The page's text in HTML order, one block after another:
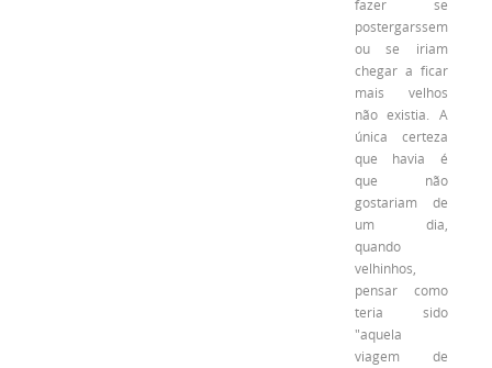
fazer se
postergarssem
ou se iriam
chegar a ficar
mais velhos
não existia. A
única certeza
que havia é
que não
gostariam de
um dia,
quando
velhinhos,
pensar como
teria sido
"aquela
viagem de